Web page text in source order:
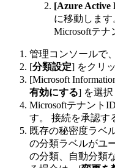
[Azure Active
に移動します
Microsoftテナ
管理コンソールで
[分類設定] をクリ
[Microsoft
有効にする] を選択
Microsoftテナント
す。 接続を承認す
既存の秘密度ラベ
の分類ラベルがユ
の分類、自動分類